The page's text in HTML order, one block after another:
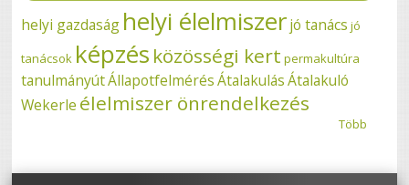
helyi gazdaság helyi élelmiszerjó tanács jó
tanácsok képzés közösségi kert permakultúra
tanulmányútÁllapotfelmérés Átalakulás Átalakuló
Wekerle élelmiszer önrendelkezés
Több